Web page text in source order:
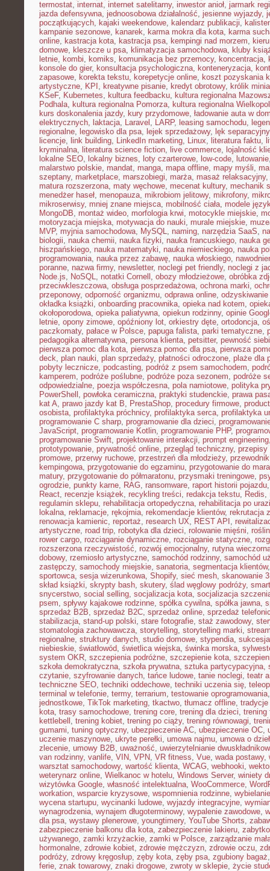
termostat, internat, internet satelitarny, inwestor anioł, jarmark
jazda defensywna, jednoosobowa działalność, jesienne wyjazdy,
początkujących, kajaki weekendowe, kalendarz publikacji,
kampanie sezonowe, kanarek, karma mokra dla kota, karma
online, kastracja kota, kastracja psa, kempingi nad morzem,
domowe, kleszcze u psa, klimatyzacja samochodowa, kluby
letnie, kombi, komiks, komunikacja bez przemocy, koncentracja,
konsole do gier, konsultacja psychologiczna, konteneryzacja,
zapasowe, korekta tekstu, korepetycje online, koszt pozyskania
artystyczne, KPI , kreatywne pisanie, kredyt obrotowy, królik
KSeF, Kubernetes, kultura feedbacku, kultura regionalna
Podhala, kultura regionalna Pomorza, kultura regionalna
kurs doskonalenia jazdy, kury przydomowe, ładowanie auta w
elektrycznych, laktacja, Laravel , LARP, leasing samochodu,
regionalne, legowisko dla psa, lejek sprzedażowy, lęk
licencje, link building, LinkedIn marketing, Linux, literatura faktu,
kryminalna, literatura science fiction, live commerce, lojalność
lokalne SEO, lokalny biznes, loty czarterowe, low-code, lutowanie
malarstwo polskie, mandat, manga, mapa offline, mapy myśli,
szeptany, marketplace, marszobiegi, marża, masaż relaksacyjny,
matura rozszerzona, maty węchowe, mecenat kultury, mechanik
menedżer haseł, menopauza, mikrobiom jelitowy, mikrofony,
mikroserwisy, mniej znane miejsca, mobilność ciała, modele
MongoDB, montaż wideo, morfologia krwi, motocykle miejskie,
motoryzacja miejska, motywacja do nauki, murale miejskie,
MVP, myjnia samochodowa, MySQL, naming, narzędzia SaaS,
biologii, nauka chemii, nauka fizyki, nauka francuskiego, nauka
hiszpańskiego, nauka matematyki, nauka niemieckiego, nauka
programowania, nauka przez zabawę, nauka włoskiego,
poranne, nazwa firmy, newsletter, noclegi pet friendly, noclegi z
Node.js, NoSQL, notatki Cornell , obozy młodzieżowe, obróbka
przeciwkleszczowa, obsługa posprzedażowa, ochrona marki,
przeponowy, odporność organizmu, odprawa online,
okładka książki, onboarding pracownika, opieka nad kotem,
okołoporodowa, opieka paliatywna, opiekun rodzinny, opinie
letnie, opony zimowe, opóźniony lot, orkiestry dęte, ortodoncja,
paczkomaty, pałace w Polsce, papuga falista, parki tematyczne,
pedagogika alternatywna, persona klienta, petsitter, pewność
pierwsza pomoc dla kota, pierwsza pomoc dla psa, pierwsza
deck, plan nauki, plan sprzedaży, płatności odroczone, plaże dla
pobyty lecznicze, podcasting, podróż z psem samochodem,
kamperem, podróże poślubne, podróże poza sezonem, podróże
odpowiedzialne, poezja współczesna, pola namiotowe, polityka
PowerShell , powłoka ceramiczna, praktyki studenckie, prawa
kat A, prawo jazdy kat B, PrestaShop, procedury firmowe,
osobista, profilaktyka próchnicy, profilaktyka serca, profilaktyka
programowanie C sharp, programowanie dla dzieci,
JavaScript, programowanie Kotlin, programowanie PHP,
programowanie Swift, projektowanie interakcji, prompt engineering
prototypowanie, prywatność online, przegląd techniczny, przepisy
promowe, przerwy ruchowe, przestrzeń dla młodzieży,
kempingowa, przygotowanie do egzaminu, przygotowanie do
matury, przygotowanie do półmaratonu, przysmaki treningowe,
ogrodzie, punkty karne, RAG, ransomware, raport historii pojazdu
React, recenzje książek, recykling treści, redakcja tekstu, Redis,
regulamin sklepu, rehabilitacja ortopedyczna, rehabilitacja po
lokalna, reklamacje, rękojmia, rekomendacje klientów, rekrutacja
renowacja kamienic, reportaż, research UX, REST API ,
artystyczne, road trip, robotyka dla dzieci, rolowanie mięśni,
rower cargo, rozciąganie dynamiczne, rozciąganie statyczne,
rozszerzona rzeczywistość, rozwój emocjonalny, rutyna
dobowy, rzemiosło artystyczne, samochód rodzinny, samochód
zastępczy, samochody miejskie, sanatoria, segmentacja klientów
sportowca, sesja wizerunkowa, Shopify, sieć mesh, skanowanie
skład książki, skrypty bash, skutery, ślad węglowy podróży,
snycerstwo, social selling, socjalizacja kota, socjalizacja
psem, spływy kajakowe rodzinne, spółka cywilna, spółka jawna,
sprzedaż B2B, sprzedaż B2C, sprzedaż online, sprzedaż
stabilizacja, stand-up polski, stare fotografie, staż zawodowy,
stomatologia zachowawcza, storytelling, storytelling marki,
regionalne, struktury danych, studio domowe, stypendia,
niebieskie, światłowód, świetlica wiejska, świnka morska,
system OKR, szczepienia podróżne, szczepienie kota,
szkoła demokratyczna, szkoła prywatna, sztuka partycypacyjna,
czytanie, szyfrowanie danych, tańce ludowe, tanie noclegi, teatr
techniczne SEO, techniki oddechowe, techniki uczenia się,
terminal w telefonie, termy, terrarium, testowanie oprogramowania
jednostkowe, TikTok marketing, tkactwo, tłumacz offline, tradycje
kota, trasy samochodowe, trening core, trening dla dzieci, trening
kettlebell , trening kobiet, trening po ciąży, trening równowagi,
gumami, tuning optyczny, ubezpieczenie AC, ubezpieczenie OC,
uczenie maszynowe, ukryte perełki, umowa najmu, umowa o
zlecenie, umowy B2B, uważność, uwierzytelnianie
van rodzinny, vanlife, VIN, VPN, VR fitness, Vue, wada postawy,
warsztat samochodowy, wartość klienta, WCAG, webhooki,
weterynarz online, Wielkanoc w hotelu, Windows Server, winiety
wizytówka Google, własność intelektualna, WooCommerce,
workation, wsparcie kryzysowe, wspomnienia rodzinne,
wycena startupu, wycinanki ludowe, wyjazdy integracyjne,
wynagrodzenia, wynajem długoterminowy, wypalenie zawodowe,
dla psa, wystawy plenerowe, youngtimery, YouTube Shorts,
zabezpieczenie balkonu dla kota, zabezpieczenie lakieru,
używanego, zamki krzyżackie, zamki w Polsce, zarządzanie
hormonalne, zdrowie kobiet, zdrowie mężczyzn, zdrowie oczu,
podróży, zdrowy kręgosłup, zęby kota, zęby psa, zgubiony bagaż
ferie, znak towarowy, znaki drogowe, zwroty w sklepie, życie